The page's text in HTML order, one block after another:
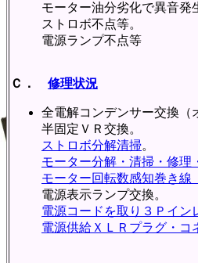
モーター油分劣化で異音発
ストロボ不点等。
電源ランプ不点等
Ｃ． 修理状況
全電解コンデンサー交換（
半固定ＶＲ交換。
ストロボ分解清掃。
モーター分解・清掃・修理
モーター回転数感知巻き線
電源表示ランプ交換。
電源コードを取り３Ｐイン
電源供給ＸＬＲプラグ・コ